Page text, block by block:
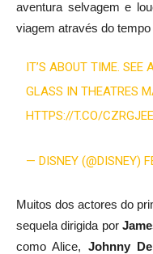
aventura selvagem e
viagem através do tempo
IT’S ABOUT TIME. SEE
GLASS IN THEATRES
HTTPS://T.CO/
— DISNEY (@DISNEY)
Muitos dos actores do
sequela dirigida por
como Alice, Johnny